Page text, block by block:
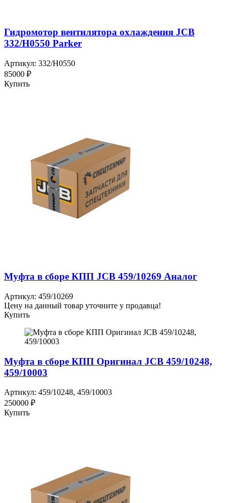
Гидромотор вентилятора охлаждения JCB
332/H0550 Parker
Артикул: 332/H0550
85000 ₽
Купить
Муфта в сборе КПП JCB 459/10269 Аналог
Артикул: 459/10269
Цену на данный товар уточните у продавца!
Купить
Муфта в сборе КПП Оригинал JCB 459/10248,
459/10003
Артикул: 459/10248, 459/10003
250000 ₽
Купить